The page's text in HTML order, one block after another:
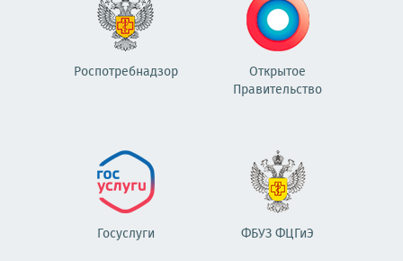
Роспотребнадзор
Открытое
Правительство
Госуслуги ФБУЗ ФЦГиЭ